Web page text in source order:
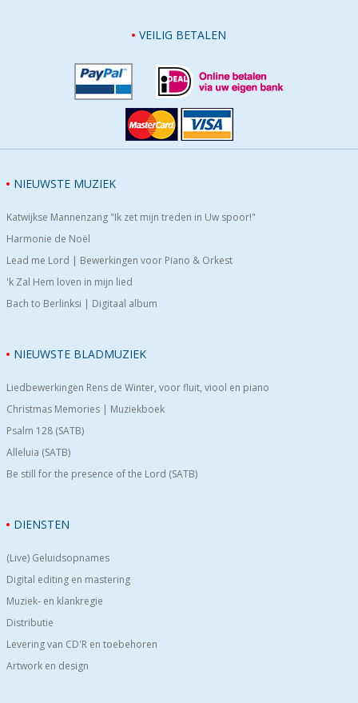
VEILIG BETALEN
NIEUWSTE MUZIEK
Katwijkse Mannenzang "Ik zet mijn treden in Uw spoor!"
Harmonie de Noël
Lead me Lord | Bewerkingen voor Piano & Orkest
'k Zal Hem loven in mijn lied
Bach to Berlinksi | Digitaal album
NIEUWSTE BLADMUZIEK
Liedbewerkingen Rens de Winter, voor fluit, viool en piano
Christmas Memories | Muziekboek
Psalm 128 (SATB)
Alleluia (SATB)
Be still for the presence of the Lord (SATB)
DIENSTEN
(Live) Geluidsopnames
Digital editing en mastering
Muziek- en klankregie
Distributie
Levering van CD'R en toebehoren
Artwork en design